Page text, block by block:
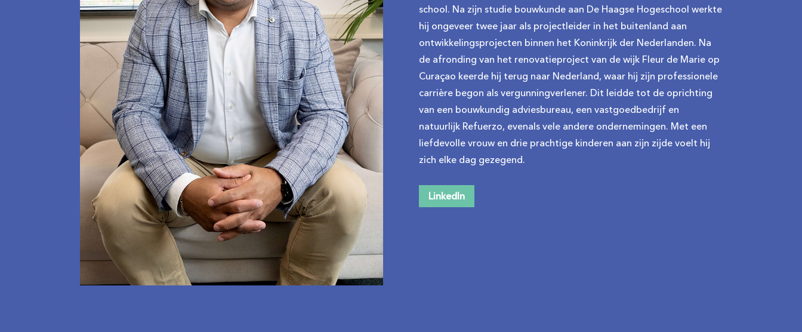
school. Na zijn studie bouwkunde aan De Haagse Hogeschool werkte
hij ongeveer twee jaar als projectleider in het buitenland aan
ontwikkelingsprojecten binnen het Koninkrijk der Nederlanden. Na
de afronding van het renovatieproject van de wijk Fleur de Marie op
Curaçao keerde hij terug naar Nederland, waar hij zijn professionele
carrière begon als vergunningverlener. Dit leidde tot de oprichting
van een bouwkundig adviesbureau, een vastgoedbedrijf en
natuurlijk Refuerzo, evenals vele andere ondernemingen. Met een
liefdevolle vrouw en drie prachtige kinderen aan zijn zijde voelt hij
zich elke dag gezegend.
LinkedIn